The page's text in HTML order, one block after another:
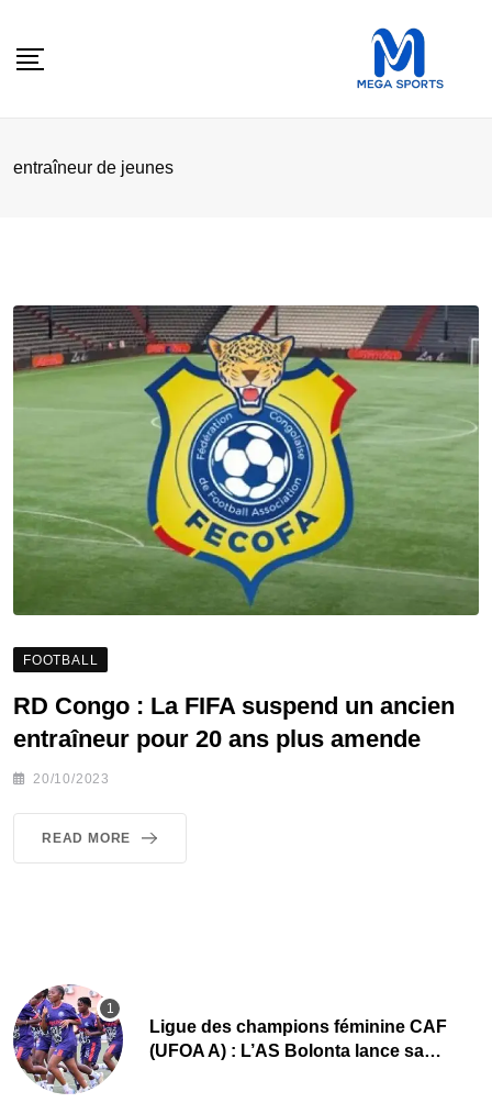
entraîneur de jeunes
FOOTBALL
RD Congo : La FIFA suspend un ancien
entraîneur pour 20 ans plus amende
20/10/2023
READ MORE
Ligue des champions féminine CAF
(UFOA A) : L’AS Bolonta lance sa